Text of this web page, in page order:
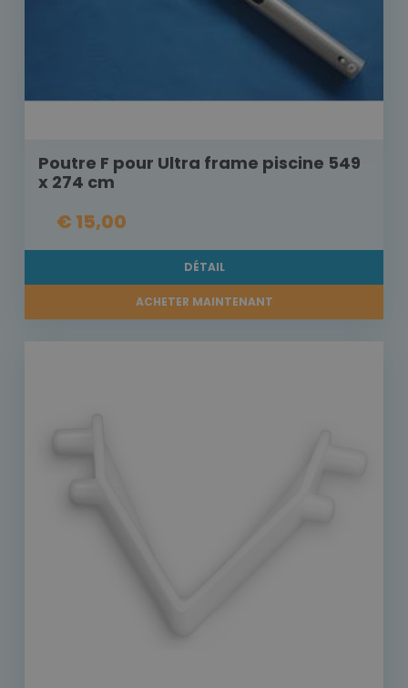
Poutre F pour Ultra frame piscine 549
x 274 cm
€ 15,00
DÉTAIL
ACHETER MAINTENANT